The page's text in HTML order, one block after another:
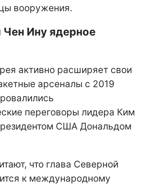
вооружения.
Ину ядерное
активно расширяет свои
арсеналы с 2019
переговоры лидера Ким
США Дональдом
что глава Северной
к международному